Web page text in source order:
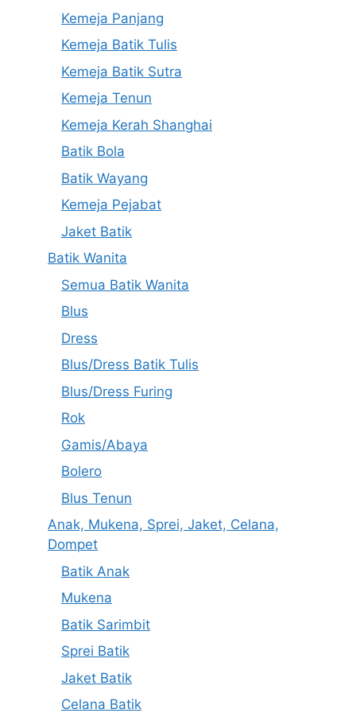
Kemeja Panjang
Kemeja Batik Tulis
Kemeja Batik Sutra
Kemeja Tenun
Kemeja Kerah Shanghai
Batik Bola
Batik Wayang
Kemeja Pejabat
Jaket Batik
Batik Wanita
Semua Batik Wanita
Blus
Dress
Blus/Dress Batik Tulis
Blus/Dress Furing
Rok
Gamis/Abaya
Bolero
Blus Tenun
Anak, Mukena, Sprei, Jaket, Celana,
Dompet
Batik Anak
Mukena
Batik Sarimbit
Sprei Batik
Jaket Batik
Celana Batik